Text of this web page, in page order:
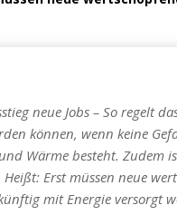
neue Jobs – So regelt
können, wenn keine
Wärme besteht. Zudem
Erst müssen neue
mit Energie versorgt